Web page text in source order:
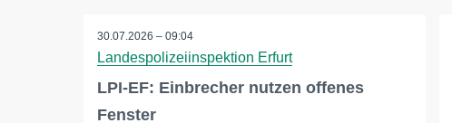
30.07.2026 – 09:04
Landespolizeiinspektion Erfurt
LPI-EF: Einbrecher nutzen offenes
Fenster